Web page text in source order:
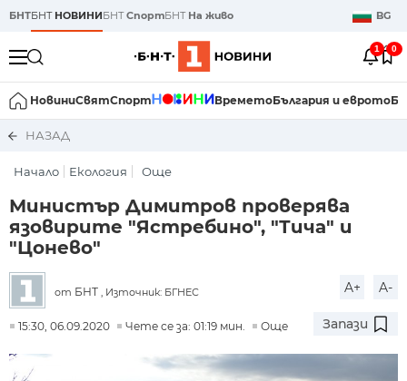
БНТБНТ НОВИНИБНТСпортБНТ На живо BG
1 0
НовиниСвятСпорт ВреметоБългария и еврото
НАЗАД
Начало Екология Още
Министър Димитров проверява
язовирите "Ястребино", "Тича" и
"Цонево"
от БНТ , Източник: БГНЕС A+ A-
15:30, 06.09.2020 Чете се за: 01:19 мин. Още Запази